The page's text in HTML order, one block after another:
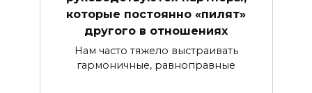
которые постоянно «пилят»
другого в отношениях
Нам часто тяжело выстраивать
гармоничные, равноправные